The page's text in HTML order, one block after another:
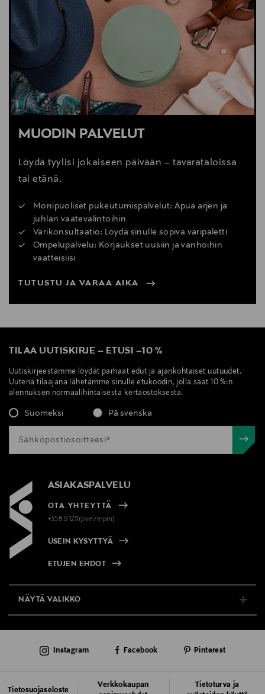
MUODIN PALVELUT
Löydä tyylisi jokaiseen päivään – tavarataloissa
tai etänä.
Monipuoliset pukeutumispalvelut: Apua arjen ja
juhlan vaatevalintoihin
Värikonsultaatio: Löydä sinulle sopiva väripaletti
Ompelupalvelu: Korjaukset uusiin ja vanhoihin
vaatteisiisi
TUTUSTU JA VARAA AIKA
TILAA UUTISKIRJE – ETUSI –10 %
Uutiskirjeestämme löydät parhaat edut ja ajankohtaiset uutuudet.
Uutena tilaajana lähetämme sinulle etukoodin, jolla saat 10 %:n
alennuksen normaalihintaisesta kertaostoksesta.
Suomeksi På svenska
ASIAKASPALVELU
OTA YHTEYTTÄ
+358 9 1211(pvm/mpm)
USEIN KYSYTTYÄ
ETUJEN EHDOT
NÄYTÄ VALIKKO
AJANKOHTAISTA
Tietosuojaseloste
Verkkokaupan
Tietoturva ja
Instagram Facebook Pinterest